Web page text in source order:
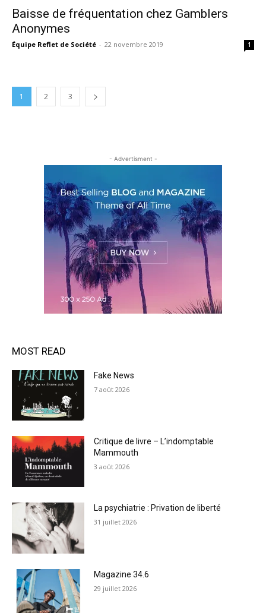
Baisse de fréquentation chez Gamblers
Anonymes
Équipe Reflet de Société - 22 novembre 2019 1
1 2 3
- Advertisment -
MOST READ
Fake News
7 août 2026
Critique de livre – L’indomptable
Mammouth
3 août 2026
La psychiatrie : Privation de liberté
31 juillet 2026
Magazine 34.6
29 juillet 2026